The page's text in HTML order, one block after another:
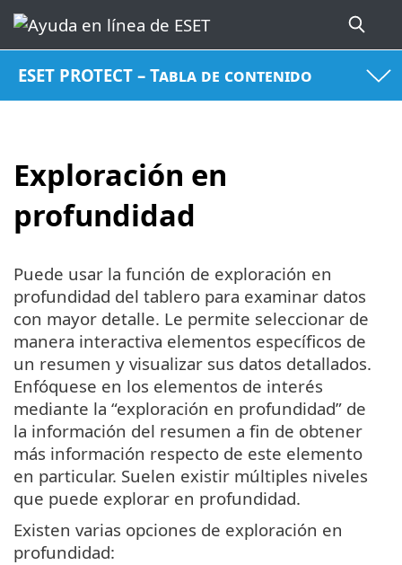
ESET PROTECT – Tabla de contenido
Exploración en
profundidad
Puede usar la función de exploración en
profundidad del tablero para examinar datos
con mayor detalle. Le permite seleccionar de
manera interactiva elementos específicos de
un resumen y visualizar sus datos detallados.
Enfóquese en los elementos de interés
mediante la “exploración en profundidad” de
la información del resumen a fin de obtener
más información respecto de este elemento
en particular. Suelen existir múltiples niveles
que puede explorar en profundidad.
Existen varias opciones de exploración en
profundidad: